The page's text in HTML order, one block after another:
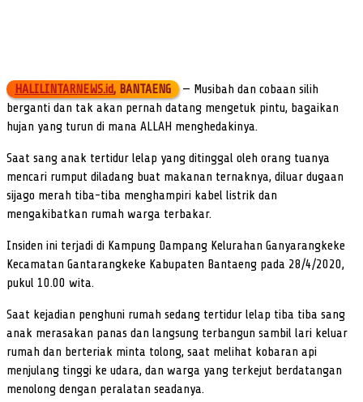
HALILINTARNEWS.id, BANTAENG — Musibah dan cobaan silih
berganti dan tak akan pernah datang mengetuk pintu, bagaikan
hujan yang turun di mana ALLAH menghedakinya.
Saat sang anak tertidur lelap yang ditinggal oleh orang tuanya
mencari rumput diladang buat makanan ternaknya, diluar dugaan
sijago merah tiba-tiba menghampiri kabel listrik dan
mengakibatkan rumah warga terbakar.
Insiden ini terjadi di Kampung Dampang Kelurahan Ganyarangkeke
Kecamatan Gantarangkeke Kabupaten Bantaeng pada 28/4/2020,
pukul 10.00 wita.
Saat kejadian penghuni rumah sedang tertidur lelap tiba tiba sang
anak merasakan panas dan langsung terbangun sambil lari keluar
rumah dan berteriak minta tolong, saat melihat kobaran api
menjulang tinggi ke udara, dan warga yang terkejut berdatangan
menolong dengan peralatan seadanya.